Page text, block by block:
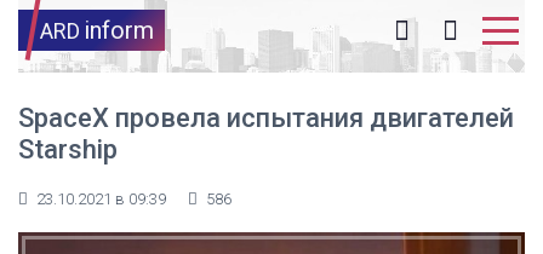
ARD inform
SpaceX провела испытания двигателей
Starship
23.10.2021 в 09:39 586